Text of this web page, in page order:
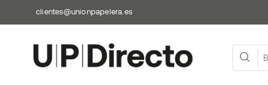
clientes@unionpapelera.es